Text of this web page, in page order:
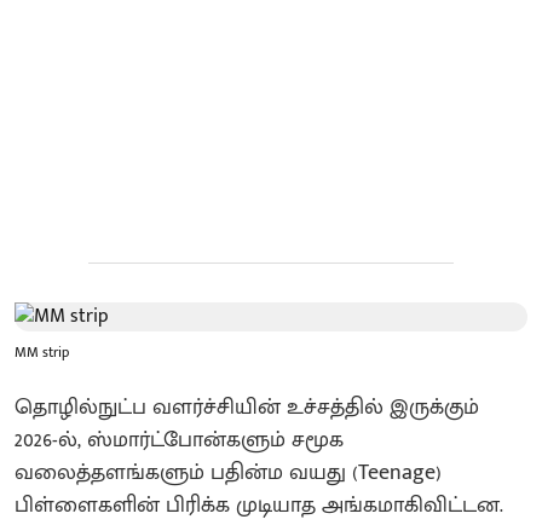
MM strip
தொழில்நுட்ப வளர்ச்சியின் உச்சத்தில் இருக்கும்
2026-ல், ஸ்மார்ட்போன்களும் சமூக
வலைத்தளங்களும் பதின்ம வயது (Teenage)
பிள்ளைகளின் பிரிக்க முடியாத அங்கமாகிவிட்டன.